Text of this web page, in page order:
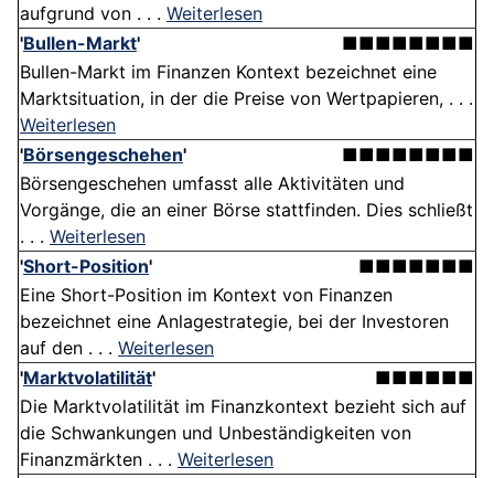
aufgrund von . . . Weiterlesen
'Bullen-Markt'
■■■■■■■■
Bullen-Markt im Finanzen Kontext bezeichnet eine
Marktsituation, in der die Preise von Wertpapieren, . . .
Weiterlesen
'Börsengeschehen'
■■■■■■■■
Börsengeschehen umfasst alle Aktivitäten und
Vorgänge, die an einer Börse stattfinden. Dies schließt
. . . Weiterlesen
'Short-Position'
■■■■■■■
Eine Short-Position im Kontext von Finanzen
bezeichnet eine Anlagestrategie, bei der Investoren
auf den . . . Weiterlesen
'Marktvolatilität'
■■■■■■
Die Marktvolatilität im Finanzkontext bezieht sich auf
die Schwankungen und Unbeständigkeiten von
Finanzmärkten . . . Weiterlesen